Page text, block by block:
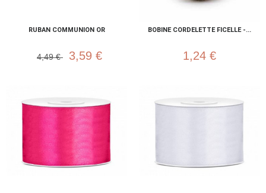
RUBAN COMMUNION OR
4,49 € 3,59 €
BOBINE CORDELETTE FICELLE -...
1,24 €